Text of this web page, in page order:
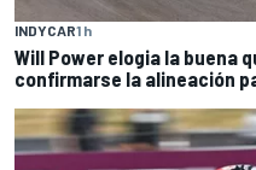
INDYCAR1 h
Will Power elogia la buena
confirmarse la alineación